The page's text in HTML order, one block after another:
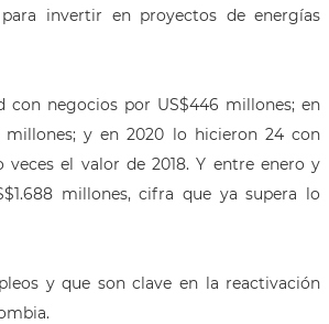
invertir en proyectos de energías
con negocios por US$446 millones; en
millones; y en 2020 lo hicieron 24 con
el valor de 2018. Y entre enero y
millones, cifra que ya supera lo
y que son clave en la reactivación